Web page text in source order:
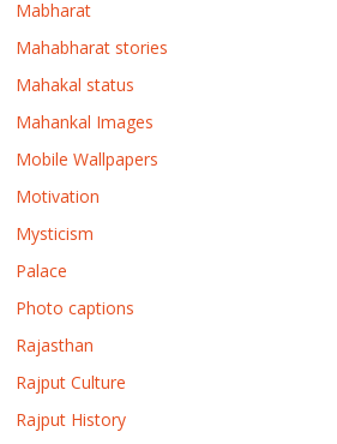
Mabharat
Mahabharat stories
Mahakal status
Mahankal Images
Mobile Wallpapers
Motivation
Mysticism
Palace
Photo captions
Rajasthan
Rajput Culture
Rajput History